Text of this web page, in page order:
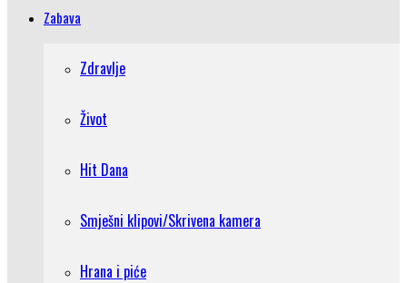
Zabava
Zdravlje
Život
Hit Dana
Smješni klipovi/Skrivena kamera
Hrana i piće